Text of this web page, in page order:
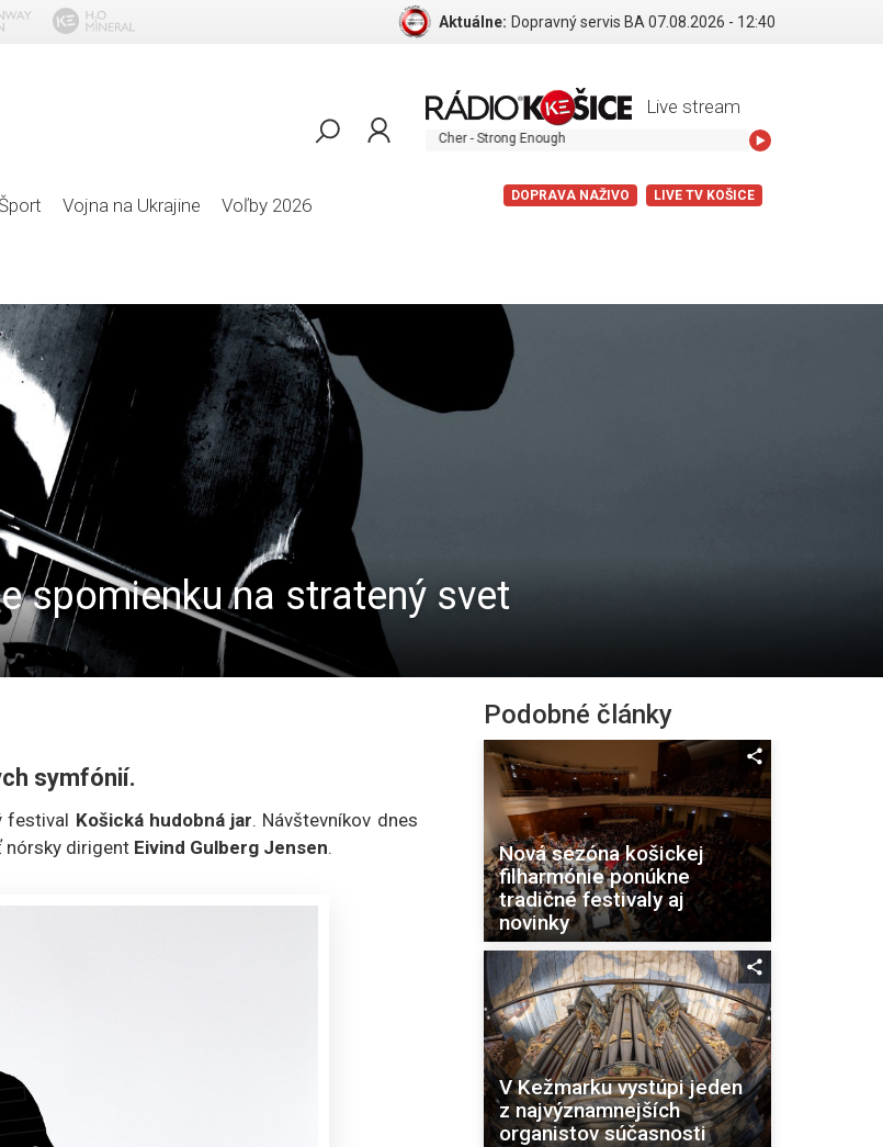
Aktuálne: Dopravný servis BA 07.08.2026 - 12:40
Vojna na Ukrajine
Voľby 2026
Live stream
Cher - Strong Enough
DOPRAVA NAŽIVO LIVE TV KOŠICE
spomienku na stratený svet
symfónií.
festival Košická hudobná jar. Návštevníkov dnes
nórsky dirigent Eivind Gulberg Jensen.
Podobné články
Nová sezóna košickej
filharmónie ponúkne
tradičné festivaly aj
novinky
V Kežmarku vystúpi jeden
z najvýznamnejších
organistov súčasnosti